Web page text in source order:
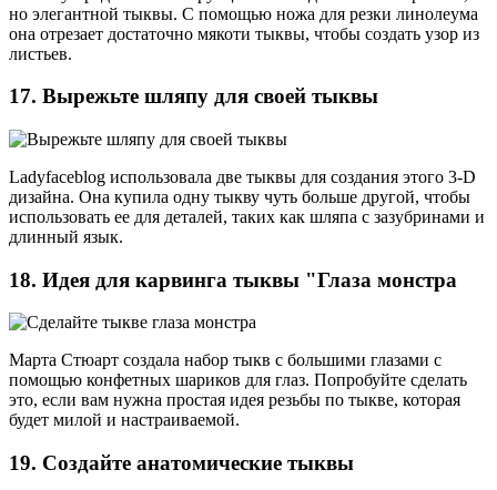
но элегантной тыквы. С помощью ножа для резки линолеума
она отрезает достаточно мякоти тыквы, чтобы создать узор из
листьев.
17. Вырежьте шляпу для своей тыквы
Ladyfaceblog использовала две тыквы для создания этого 3-D
дизайна. Она купила одну тыкву чуть больше другой, чтобы
использовать ее для деталей, таких как шляпа с зазубринами и
длинный язык.
18. Идея для карвинга тыквы "Глаза монстра
Марта Стюарт создала набор тыкв с большими глазами с
помощью конфетных шариков для глаз. Попробуйте сделать
это, если вам нужна простая идея резьбы по тыкве, которая
будет милой и настраиваемой.
19. Создайте анатомические тыквы